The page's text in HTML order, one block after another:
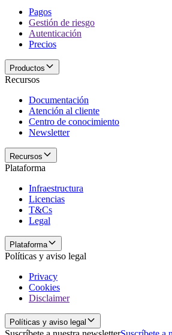
Pagos
Gestión de riesgo
Autenticación
Precios
Productos
Recursos
Documentación
Atención al cliente
Centro de conocimiento
Newsletter
Recursos
Plataforma
Infraestructura
Licencias
T&Cs
Legal
Plataforma
Políticas y aviso legal
Privacy
Cookies
Disclaimer
Políticas y aviso legal